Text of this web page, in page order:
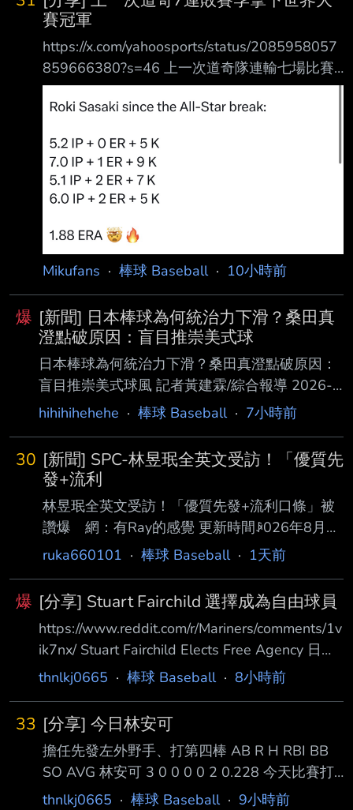
賽冠軍
https://x.com/yahoosports/status/2085958057
859666380?s=46 上一次道奇隊連輸七場比賽
最終以拿下世界大賽冠軍收尾 Edwin Diaz賽後
訪問： 「我是個大聯盟投手……當我上場比賽
球。 」 Edwin Diaz加入道奇後成績： 9.0 IP
11.00 ERA 2.44 WHIP 2 Blown Saves 不急季
後賽準備先發海
Mikufans · 棒球 Baseball· 10小時前
爆 [新聞] 日本棒球為何統治力下滑？桑田真
澄點破原因：盲目推崇美式球
日本棒球為何統治力下滑？桑田真澄點破原因：
盲目推崇美式球風 記者黃建霖/綜合報導 2026-
08-07 14:59:10 日本棒球代表隊「侍Japan」
的「第12屆 BFA U12亞洲少棒錦標賽」（8月9
日開幕）結團儀式與記者會。身為日本棒壇傳
奇，桑田 真澄在會中對日本棒球界現況敲響警
鐘，直指日本球界目前過度偏重「力量與速
度」，導 致傳統引以為傲的細膩技術下滑，這是
日本棒球正面臨的一大危機。 盲目推崇美式球
風 不注重棒球理解 當被問及現在的球員與他小
時候的差異時
hihihihehehe · 棒球 Baseball· 7小時前
30 [新聞] SPC-林昱珉全英文受訪！「優質先
發+流利
林昱珉全英文受訪！「優質先發+流利口條」被
讚爆 網：有Ray的感覺 更新時間ꀲ026年8月7
日週五 下午10:53 體育中心／綜合報導 旅美效
教士3A，主投6局失2分、送出6次三 振，收下
本季第6勝，值得一提的是，他賽後全程以流利
英文接受場邊訪問更成為球迷熱 議焦點。相關
影片被轉發至Threads後，截至目前已累積超過
破萬人按讚，不少網友大讚 他的英文口說能力
與自信表現。 林昱珉此役休息7天後重返先發輪
值，全場被敲6支安打、失2分，完成6局投球並
送出6次 三振，連
ruka660101 · 棒球 Baseball· 1天前
爆 [分享] Stuart Fairchild 選擇成為自由球員
https://www.reddit.com/r/Mariners/comments/1v
ik7nx/ Stuart Fairchild Elects Free Agency 日前
遭到水手隊DFA的費仔 Stuart Fairchild 選擇成為
隊拉上大聯盟，期間獲得一場出賽機會 以代跑身
分登場，成功跑回一分 --
thnlkj0665 · 棒球 Baseball· 8小時前
33 [分享] 今日林安可
擔任先發左外野手、打第四棒 AB R H RBI BB
SO AVG 林安可 3 0 0 0 0 2 0.228 今天比賽打
擊熄火 合計三個打數並未出現安打 並且吞下兩
thnlkj0665 · 棒球 Baseball· 9小時前